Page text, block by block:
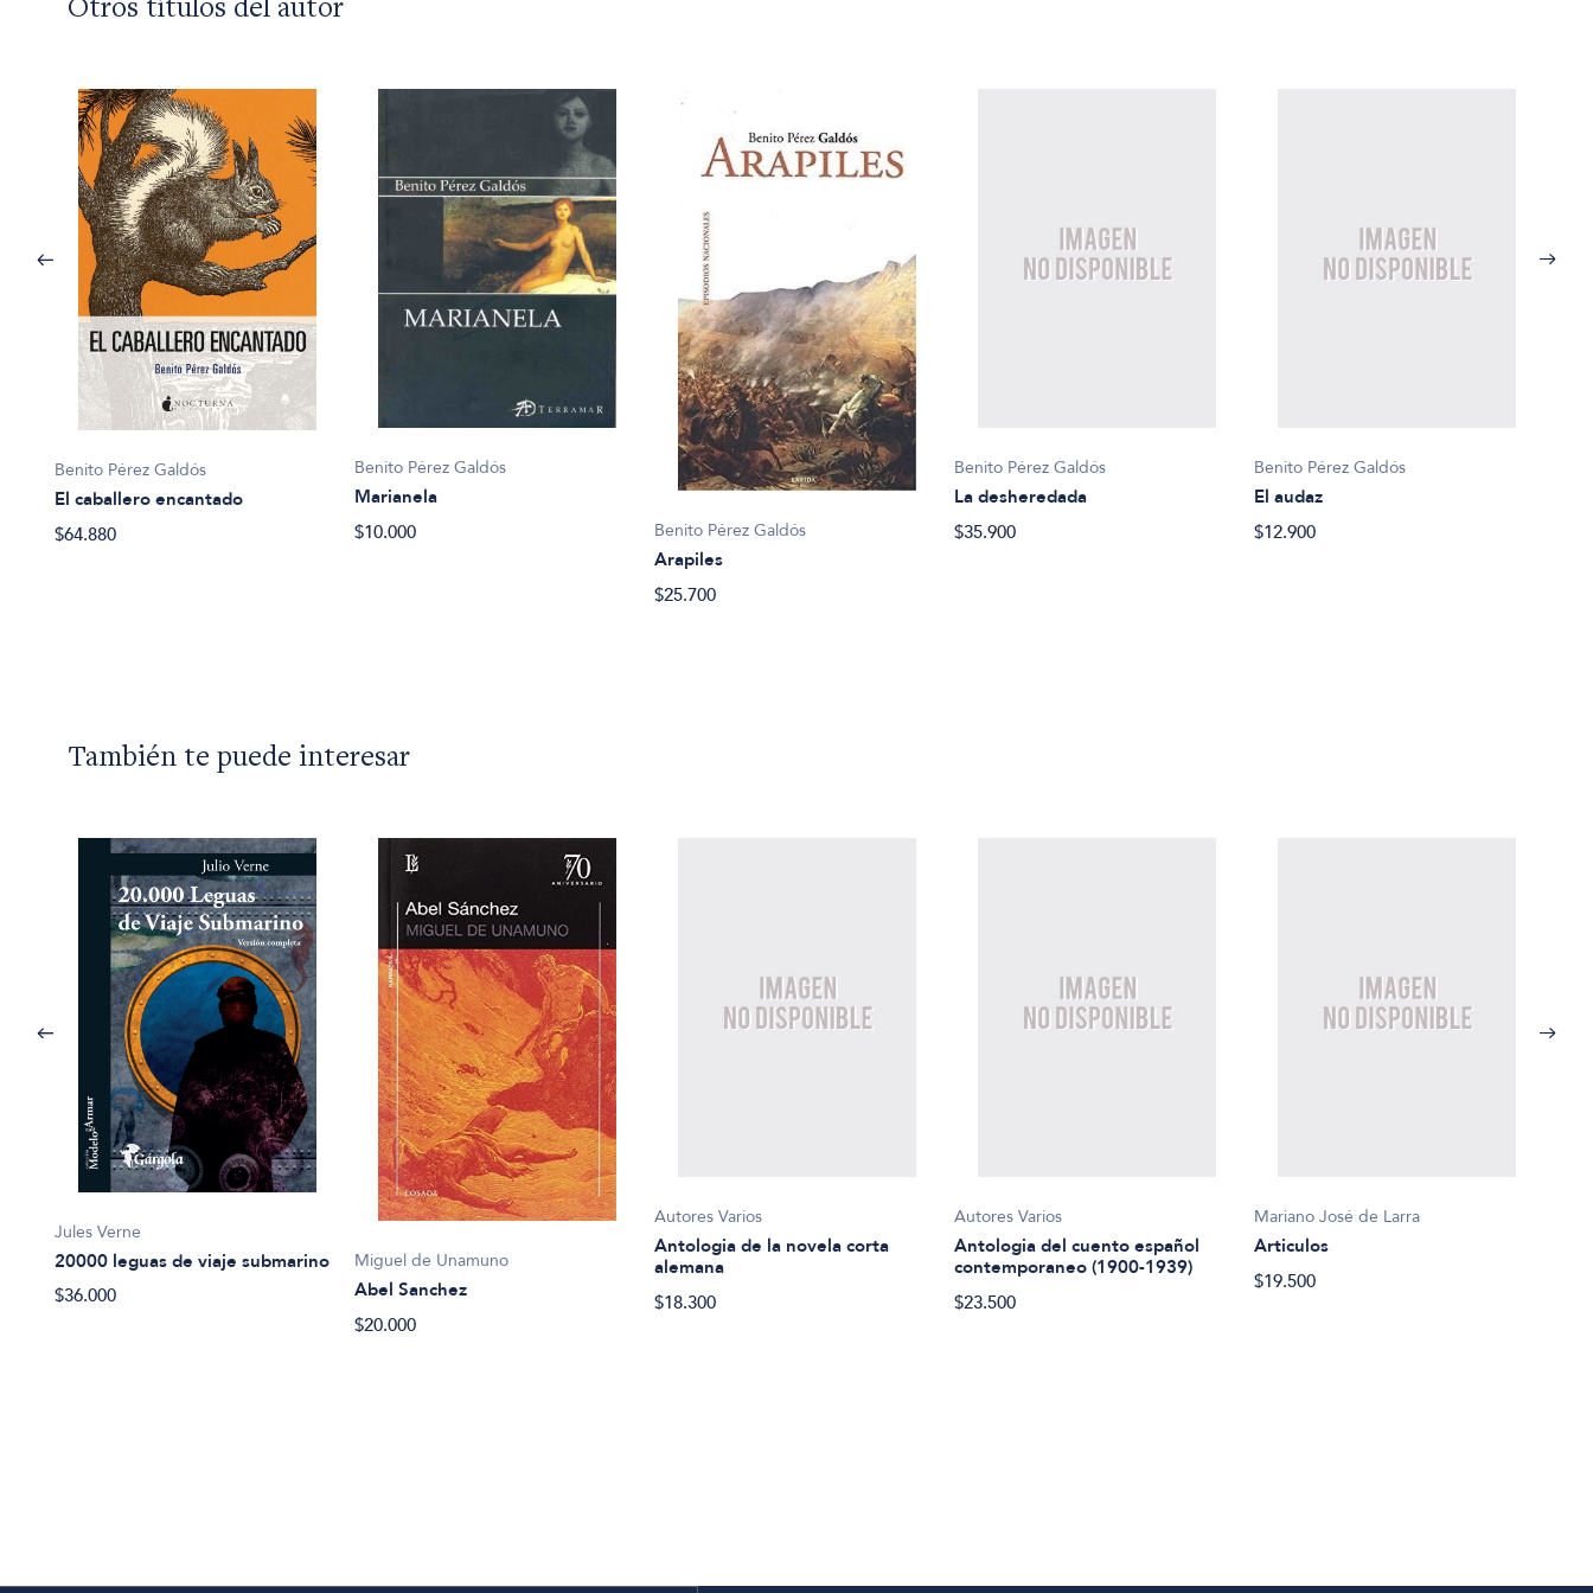
Otros títulos del autor
Benito Pérez Galdós
El caballero encantado
$64.880
Benito Pérez Galdós
Marianela
$10.000
Benito Pérez Galdós
Arapiles
$25.700
Benito Pérez Galdós
La desheredada
$35.900
Benito Pérez Galdós
El audaz
$12.900
También te puede interesar
Jules Verne
20000 leguas de viaje submarino
$36.000
Miguel de Unamuno
Abel Sanchez
$20.000
Autores Varios
Antologia de la novela corta
alemana
$18.300
Autores Varios
Antologia del cuento español
contemporaneo (1900-1939)
$23.500
Mariano José de Larra
Articulos
$19.500